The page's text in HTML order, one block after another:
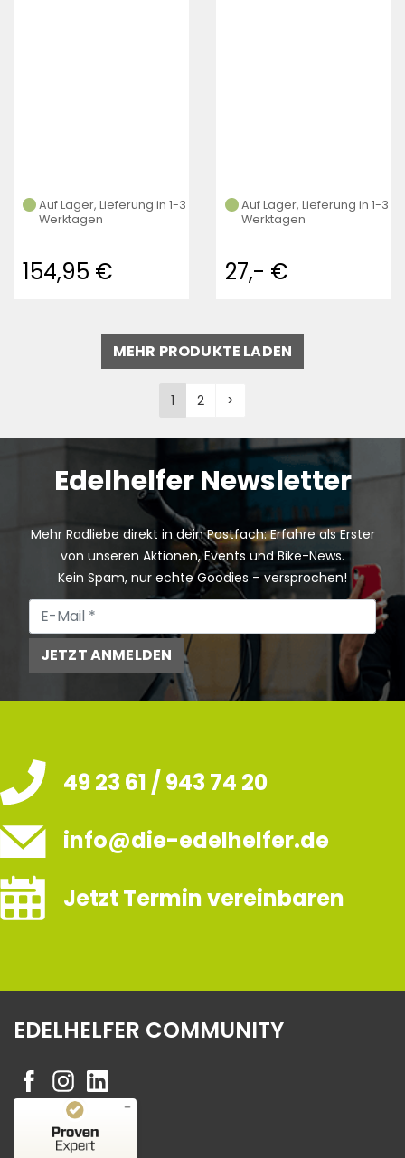
Auf Lager, Lieferung in 1-3
Werktagen
154,95 €
Auf Lager, Lieferung in 1-3
Werktagen
27,- €
MEHR PRODUKTE LADEN
1 2 >
Edelhelfer Newsletter
Mehr Radliebe direkt in dein Postfach: Erfahre als Erster
von unseren Aktionen, Events und Bike-News.
Kein Spam, nur echte Goodies – versprochen!
JETZT ANMELDEN
49 23 61 / 943 74 20
info@die-edelhelfer.de
Jetzt Termin vereinbaren
EDELHELFER COMMUNITY
Kundenbewertungen und Erfahrungen zu